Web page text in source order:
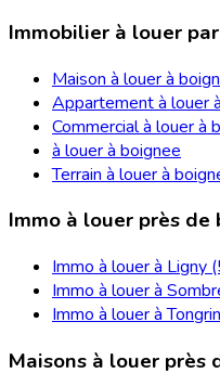
Immobilier à louer
Maison à louer à
Appartement à louer
Commercial à louer à
à louer à boignee
Terrain à louer à
Immo à louer près de
Immo à louer à Ligny
Immo à louer à
Immo à louer à
Maisons à louer près